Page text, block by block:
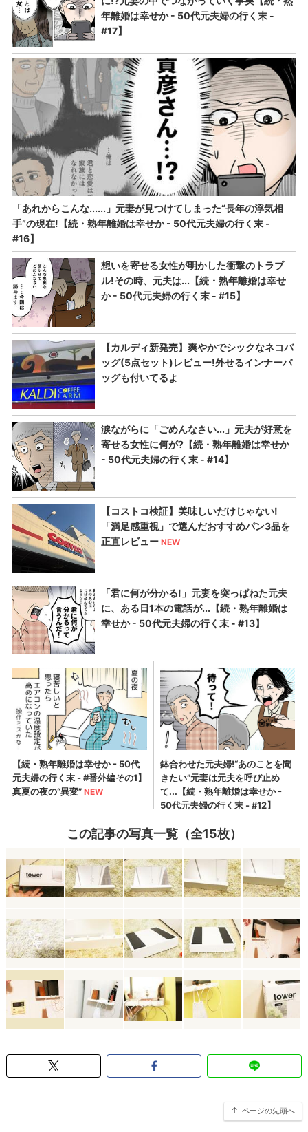
この記事の写真一覧（全15枚）
ページの先頭へ